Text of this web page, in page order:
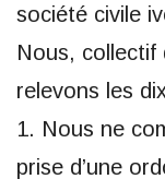
société civile
Nous, collectif
relevons les
1. Nous ne
prise d’une